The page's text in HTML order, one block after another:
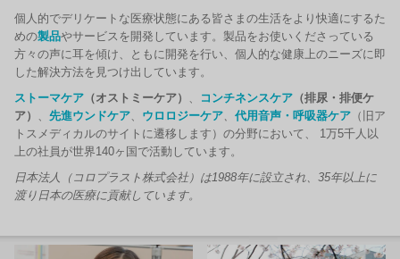
個人的でデリケートな医療状態にある皆さまの生活をより快適にするた
めの製品やサービスを開発しています。製品をお使いくださっている
方々の声に耳を傾け、ともに開発を行い、個人的な健康上のニーズに即
した解決方法を見つけ出しています。
ストーマケア （オストミーケア） 、 コンチネンスケア （排尿・排便ケ
ア） 、 先進ウンドケア、 ウロロジーケア、 代用音声・呼吸器ケア （旧ア
トスメディカルのサイトに遷移します）の分野において、 1万5千人以
上の社員が世界140ヶ国で活動しています。
日本法人（コロプラスト株式会社）は1988年に設立され、 35年以上に
渡り日本の医療に貢献しています。